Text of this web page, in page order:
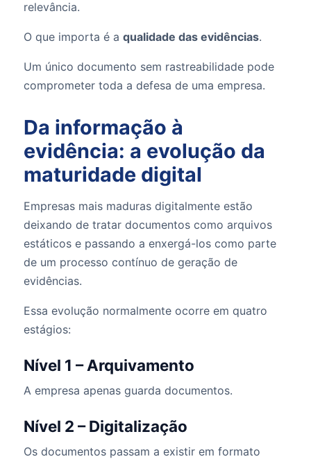
relevância.
O que importa é a qualidade das evidências.
Um único documento sem rastreabilidade pode
comprometer toda a defesa de uma empresa.
Da informação à
evidência: a evolução da
maturidade digital
Empresas mais maduras digitalmente estão
deixando de tratar documentos como arquivos
estáticos e passando a enxergá-los como parte
de um processo contínuo de geração de
evidências.
Essa evolução normalmente ocorre em quatro
estágios:
Nível 1 – Arquivamento
A empresa apenas guarda documentos.
Nível 2 – Digitalização
Os documentos passam a existir em formato